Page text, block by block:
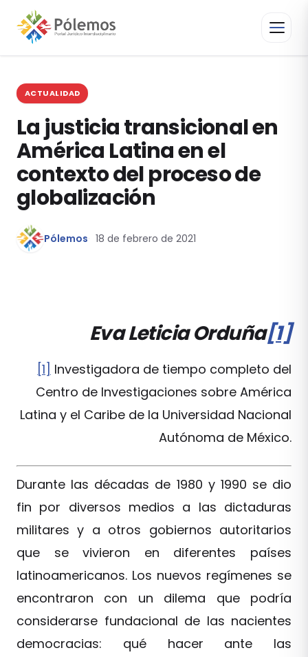
ACTUALIDAD
La justicia transicional en
América Latina en el
contexto del proceso de
globalización
Pólemos 18 de febrero de 2021
Eva Leticia Orduña[1]
[1] Investigadora de tiempo completo del
Centro de Investigaciones sobre América
Latina y el Caribe de la Universidad Nacional
Autónoma de México.
Durante las décadas de 1980 y 1990 se dio
fin por diversos medios a las dictaduras
militares y a otros gobiernos autoritarios
que se vivieron en diferentes países
latinoamericanos. Los nuevos regímenes se
encontraron con un dilema que podría
considerarse fundacional de las nacientes
democracias: qué hacer ante las